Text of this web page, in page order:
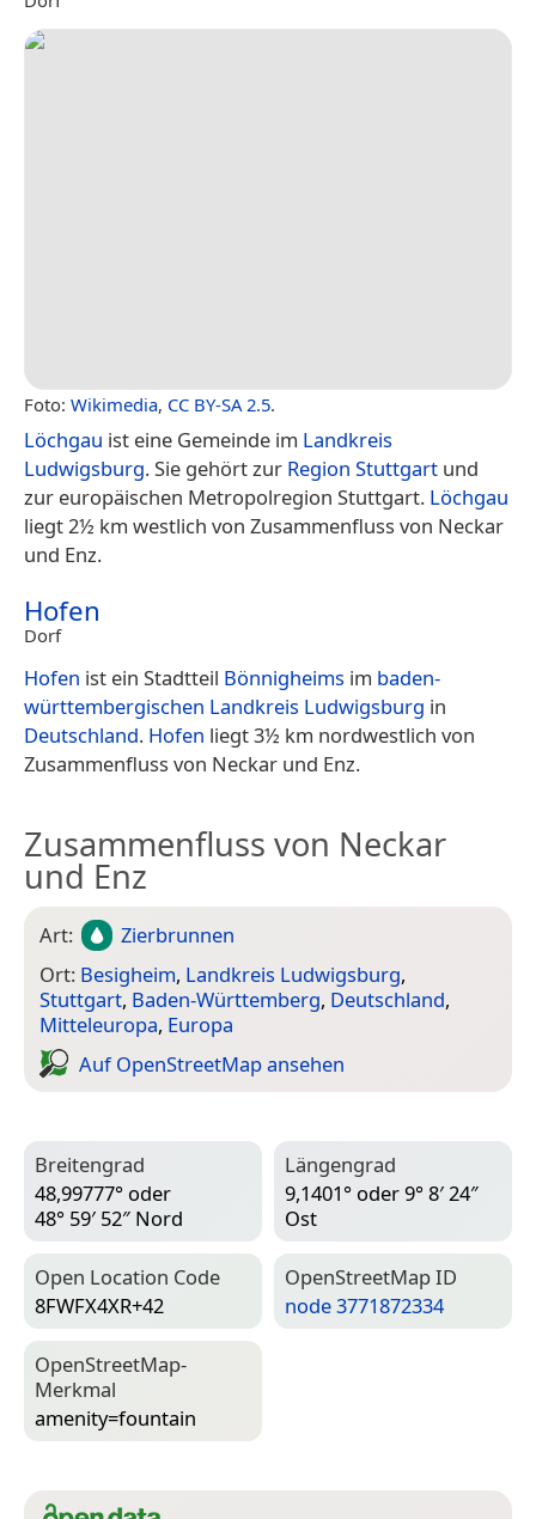
Foto: Wikimedia, CC BY-SA 2.5.
Löchgau ist eine Gemeinde im Landkreis
Ludwigsburg. Sie gehört zur Region Stuttgart und
zur europäischen Metropolregion Stuttgart. Löchgau
liegt 2½ km westlich von Zusammenfluss von Neckar
und Enz.
Hofen
Dorf
Hofen ist ein Stadtteil Bönnigheims im baden-
württembergischen Landkreis Ludwigsburg in
Deutschland. Hofen liegt 3½ km nordwestlich von
Zusammenfluss von Neckar und Enz.
Zusammenfluss von Neckar
und Enz
Art:
Zierbrunnen
Ort: Besigheim, Landkreis Ludwigsburg,
Stuttgart, Baden-Württemberg, Deutschland,
Mitteleuropa, Europa
Auf Open­Street­Map ansehen
Breitengrad
48,99777° oder
48° 59′ 52″ Nord
Längengrad
9,1401° oder 9° 8′ 24″
Ost
Open Location Code
8FWFX4XR+42
Open­Street­Map ID
node 3771872334
Open­Street­Map-
Merkmal
amenity=­fountain